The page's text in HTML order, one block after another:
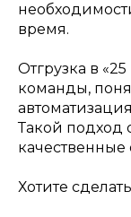
время.
Отгрузка в
команды,
Такой подход
Хотите